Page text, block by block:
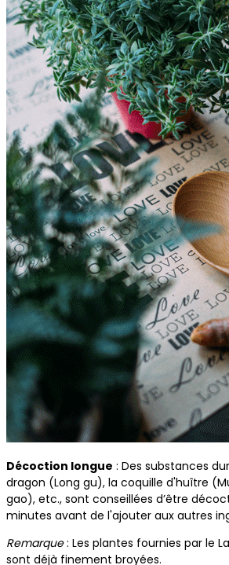
Décoction longue : Des substances
dragon (Long gu), la coquille d'huître
gao), etc., sont conseillées d’être
minutes avant de l'ajouter aux autres
Remarque: Les plantes fournies par le
sont déjà finement broyées.